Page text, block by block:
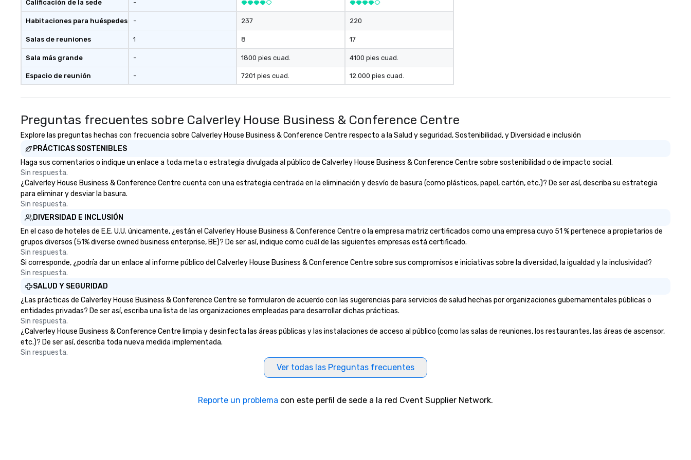
Begin: We connect you with your
chosen talent and handle all of
the administrative and
contractual details on our end.
Your dedicated account manager
will support you throughout your
scope and beyond. – Repeat:
Consider us part of your team—as
alongside you! Whether you know
interested in discovering
additional ways we can support
Calificación de la sede
Habitaciones para huéspedes
Salas de reuniones
Sala más grande
Espacio de reunión
-
-
1
-
-
237
8
1800 pies cuad.
7201 pies cuad.
220
17
4100 pies cuad.
12.000 pies cuad.
Preguntas frecuentes sobre Calverley House Business & Conference Centre
Explore las preguntas hechas con frecuencia sobre Calverley House Business & Conference Centre respecto a la Salud y seguridad, Sostenibilidad, y Diversidad e inclusión
PRÁCTICAS SOSTENIBLES
Haga sus comentarios o indique un enlace a toda meta o estrategia divulgada al público de Calverley House Business & Conference Centre sobre sostenibilidad o de impacto social.
Sin respuesta.
¿Calverley House Business & Conference Centre cuenta con una estrategia centrada en la eliminación y desvío de basura (como plásticos, papel, cartón, etc.)? De ser así, describa su estrategia
para eliminar y desviar la basura.
Sin respuesta.
DIVERSIDAD E INCLUSIÓN
En el caso de hoteles de E.E. U.U. únicamente, ¿están el Calverley House Business & Conference Centre o la empresa matriz certificados como una empresa cuyo 51 % pertenece a propietarios de
grupos diversos (51% diverse owned business enterprise, BE)? De ser así, indique como cuál de las siguientes empresas está certificado.
Sin respuesta.
Si corresponde, ¿podría dar un enlace al informe público del Calverley House Business & Conference Centre sobre sus compromisos e iniciativas sobre la diversidad, la igualdad y la inclusividad?
Sin respuesta.
SALUD Y SEGURIDAD
¿Las prácticas de Calverley House Business & Conference Centre se formularon de acuerdo con las sugerencias para servicios de salud hechas por organizaciones gubernamentales públicas o
entidades privadas? De ser así, escriba una lista de las organizaciones empleadas para desarrollar dichas prácticas.
Sin respuesta.
¿Calverley House Business & Conference Centre limpia y desinfecta las áreas públicas y las instalaciones de acceso al público (como las salas de reuniones, los restaurantes, las áreas de ascensor,
etc.)? De ser así, describa toda nueva medida implementada.
Sin respuesta.
Ver todas las Preguntas frecuentes
Reporte un problema con este perfil de sede a la red Cvent Supplier Network.